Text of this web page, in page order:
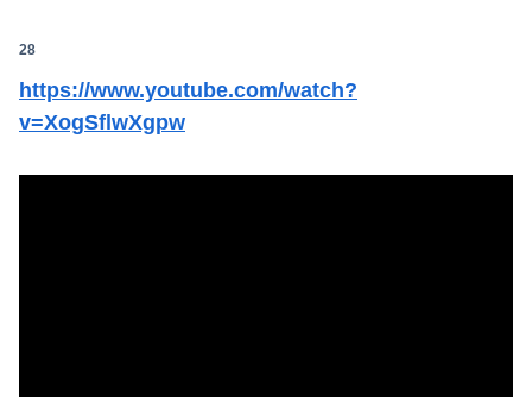
28
https://www.youtube.com/watch?
v=XogSflwXgpw